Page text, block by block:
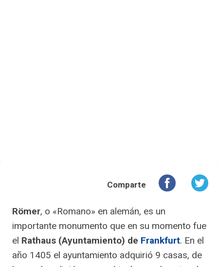
Comparte
Römer, o «Romano» en alemán, es un
importante monumento que en su momento fue
el Rathaus (Ayuntamiento) de Frankfurt. En el
año 1405 el ayuntamiento adquirió 9 casas, de